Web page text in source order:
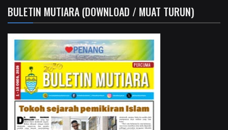
BULETIN MUTIARA (DOWNLOAD / MUAT TURUN)